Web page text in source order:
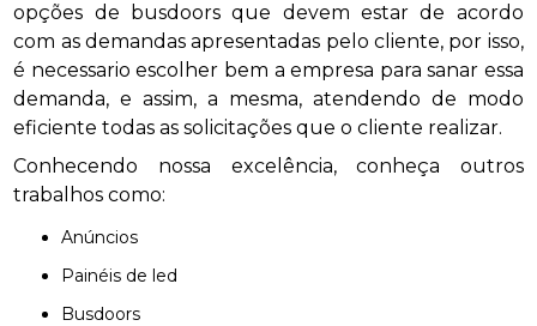
opções de busdoors que devem estar de acordo
com as demandas apresentadas pelo cliente, por isso,
é necessario escolher bem a empresa para sanar essa
demanda, e assim, a mesma, atendendo de modo
eficiente todas as solicitações que o cliente realizar.
Conhecendo nossa excelência, conheça outros
trabalhos como:
anúncios
painéis de led
busdoors